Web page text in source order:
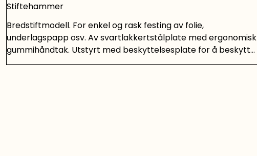
Stiftehammer
Bredstiftmodell. For enkel og rask festing av folie,
underlagspapp osv. Av svartlakkertstålplate med ergonomisk
gummihåndtak. Utstyrt med beskyttelsesplate for å beskytte
heftematerialet. Enkel påfylling av stifter nedenfra. Rommer